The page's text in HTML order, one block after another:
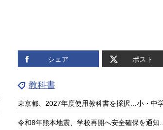
シェア ポスト
教科書